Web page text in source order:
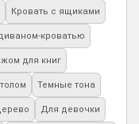
Кровать с ящиками
кроватью
для книг
Темные тона
Для девочки